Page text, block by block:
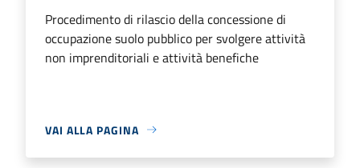
Procedimento di rilascio della concessione di
occupazione suolo pubblico per svolgere attività
non imprenditoriali e attività benefiche
VAI ALLA PAGINA